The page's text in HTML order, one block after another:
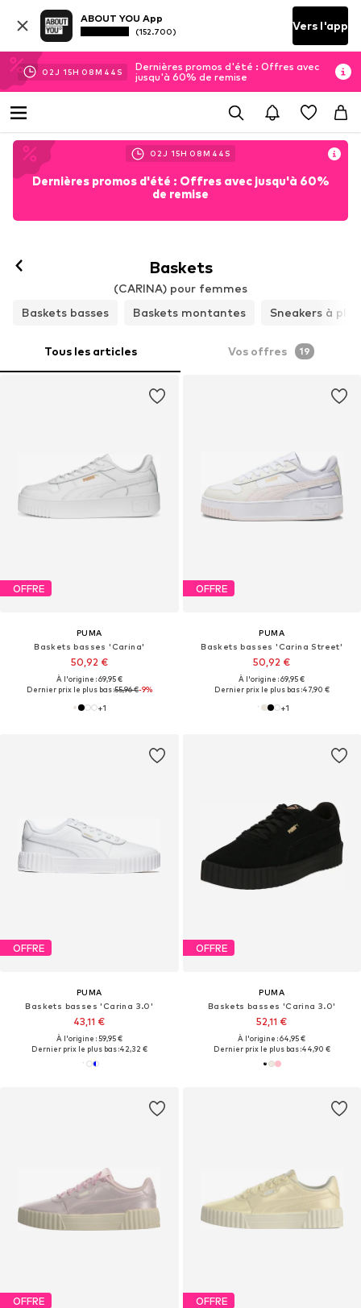
ABOUT YOU App
(152.700) Vers l'app
02J 15H 08M 43 S
Dernières promos d'été : Offres avec
jusqu'à 60% de remise
02J 15H 08M 43 S
Dernières promos d'été : Offres avec jusqu'à 60%
de remise
Baskets
(CARINA) pour femmes
Baskets basses
Baskets montantes Sneakers à
Tous les articles Vos offres 19
OFFRE
PUMA
Baskets basses 'Carina'
50,92 €
À l'origine : 69,95 €
Dernier prix le plus bas :55,96 €-9%
+1
OFFRE
PUMA
Baskets basses 'Carina Street'
50,92 €
À l'origine : 69,95 €
Dernier prix le plus bas :47,90 €
+1
OFFRE
PUMA
Baskets basses 'Carina 3.0'
43,11 €
À l'origine : 59,95 €
Dernier prix le plus bas :42,32 €
OFFRE
PUMA
Baskets basses 'Carina 3.0'
52,11 €
À l'origine : 64,95 €
Dernier prix le plus bas :44,90 €
OFFRE OFFRE